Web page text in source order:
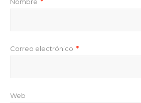
Correo electrónico *
Web